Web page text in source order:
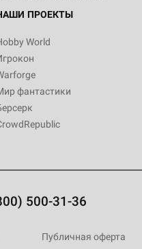
ПРОЕКТЫ
World
фантастики
500-31-36
Публичная оферта